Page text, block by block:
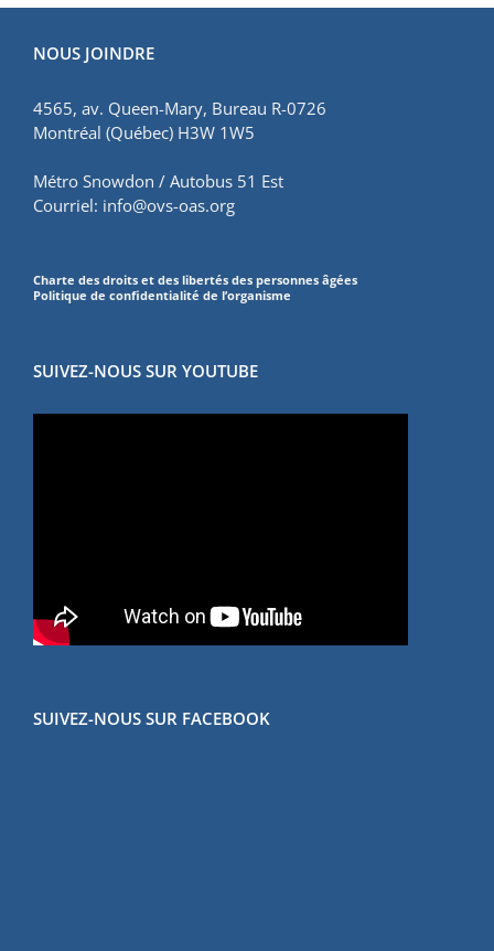
NOUS JOINDRE
4565, av. Queen-Mary, Bureau R-0726
Montréal (Québec) H3W 1W5
Métro Snowdon / Autobus 51 Est
Courriel: info@ovs-oas.org
Charte des droits et des libertés des personnes âgées
Politique de confidentialité de l’organisme
SUIVEZ-NOUS SUR YOUTUBE
SUIVEZ-NOUS SUR FACEBOOK